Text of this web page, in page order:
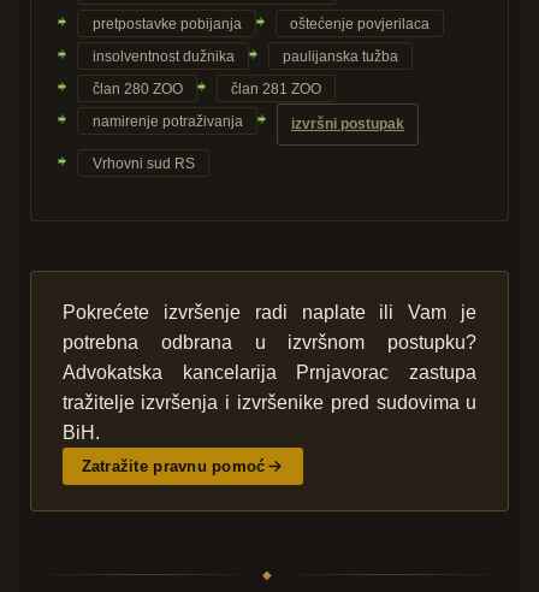
pretpostavke pobijanja
oštećenje povjerilaca
insolventnost dužnika
paulijanska tužba
član 280 ZOO
član 281 ZOO
namirenje potraživanja
izvršni postupak
Vrhovni sud RS
Pokrećete izvršenje radi naplate ili Vam je
potrebna odbrana u izvršnom postupku?
Advokatska kancelarija Prnjavorac zastupa
tražitelje izvršenja i izvršenike pred sudovima u
BiH.
Zatražite pravnu pomoć
◆